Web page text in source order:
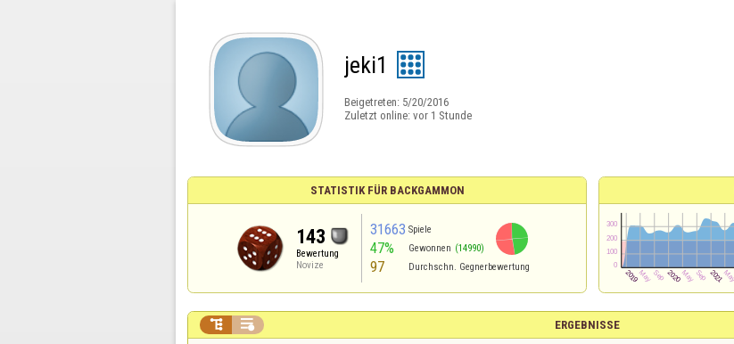
jeki1
Beigetreten: 5/20/2016
Zuletzt online: vor 1 Stunde
STATISTIK FÜR BACKGAMMON
143
Bewertung
Novize
31663 Spiele
47% Gewonnen (14990)
97 Durchschn. Gegnerbewertung
ERGEBNISSE
 